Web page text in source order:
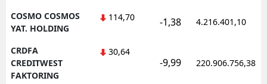
COSMO COSMOS
YAT. HOLDING
114,70 -1,38 4.216.401,10
CRDFA
CREDITWEST
FAKTORING
30,64
-9,99 220.906.756,38